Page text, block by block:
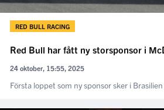
RED BULL RACING
Red Bull har fått ny storsponsor i
24 oktober, 15:55, 2025
Första loppet som ny sponsor sker i